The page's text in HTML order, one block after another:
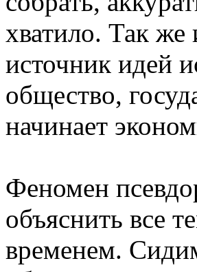
хватило. Так
источник идей
общество,
начинает
Феномен
объяснить все
временем.